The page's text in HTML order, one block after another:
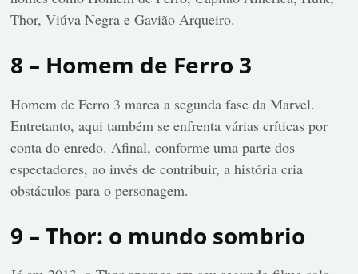
Thor, Viúva Negra e Gavião Arqueiro.
8 – Homem de Ferro 3
Homem de Ferro 3 marca a segunda fase da Marvel.
Entretanto, aqui também se enfrenta várias críticas por
conta do enredo. Afinal, conforme uma parte dos
espectadores, ao invés de contribuir, a história cria
obstáculos para o personagem.
9 – Thor: o mundo sombrio